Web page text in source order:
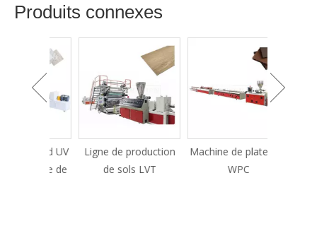
Produits connexes
Ligne de production
de sols LVT
Machine de platelage